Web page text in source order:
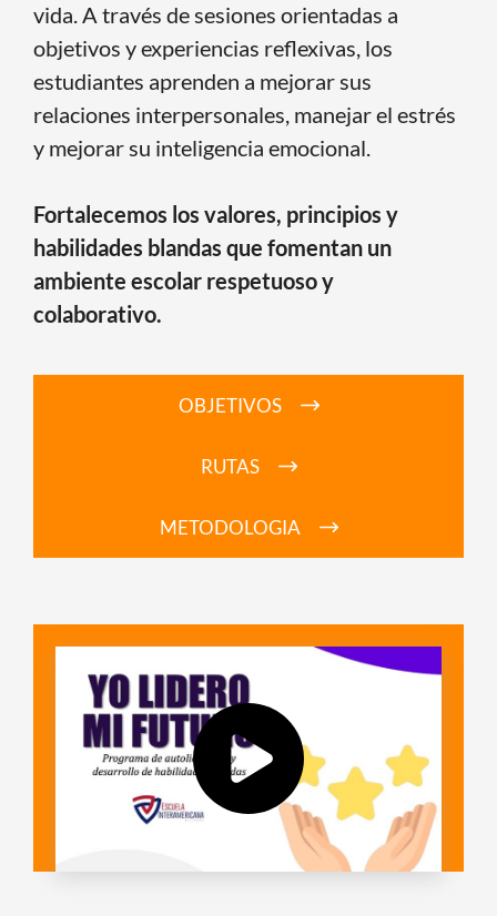
vida. A través de sesiones orientadas a
objetivos y experiencias reflexivas, los
estudiantes aprenden a mejorar sus
relaciones interpersonales, manejar el estrés
y mejorar su inteligencia emocional.
Fortalecemos los valores, principios y
habilidades blandas que fomentan un
ambiente escolar respetuoso y
colaborativo.
OBJETIVOS
RUTAS
METODOLOGIA